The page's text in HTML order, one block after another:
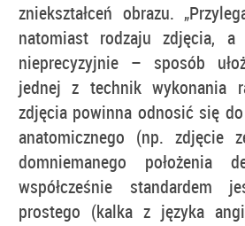
zniekształceń obrazu.
natomiast rodzaju zdjęcia,
nieprecyzyjnie – sposób
jednej z technik wykonania
zdjęcia powinna odnosić się
anatomicznego (np. zdjęcie
domniemanego położenia
współcześnie standardem
prostego (kalka z języka